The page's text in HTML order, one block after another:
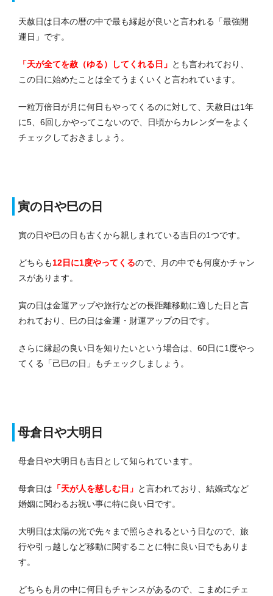
天赦日は日本の暦の中で最も縁起が良いと言われる「最強開
運日」です。
「天が全てを赦（ゆる）してくれる日」 とも言われており、
この日に始めたことは全てうまくいくと言われています。
一粒万倍日が月に何日もやってくるのに対して、天赦日は1年
に5、6回しかやってこないので、日頃からカレンダーをよく
チェックしておきましょう。
寅の日や巳の日
寅の日や巳の日も古くから親しまれている吉日の1つです。
どちらも12日に1度やってくるので、月の中でも何度かチャン
スがあります。
寅の日は金運アップや旅行などの長距離移動に適した日と言
われており、巳の日は金運・財運アップの日です。
さらに縁起の良い日を知りたいという場合は、60日に1度やっ
てくる「己巳の日」もチェックしましょう。
母倉日や大明日
母倉日や大明日も吉日として知られています。
母倉日は 「天が人を慈しむ日」 と言われており、結婚式など
婚姻に関わるお祝い事に特に良い日です。
大明日は太陽の光で先々まで照らされるという日なので、旅
行や引っ越しなど移動に関することに特に良い日でもありま
す。
どちらも月の中に何日もチャンスがあるので、こまめにチェ